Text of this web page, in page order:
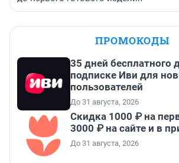
ПРОМОКОДЫ
35 дней бесплатного
подписке Иви для
пользователей
До 31 августа, 2026
Скидка 1000 ₽ на
3000 ₽ на сайте и в
До 31 августа, 2026